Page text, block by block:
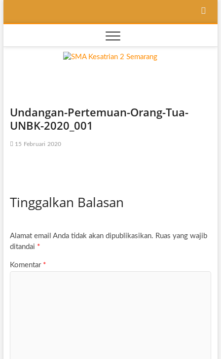
content
2
Undangan-Pertemuan-Orang-Tua-
UNBK-2020_001
15 Februari 2020
Tinggalkan Balasan
Alamat email Anda tidak akan dipublikasikan. Ruas yang wajib
ditandai *
Komentar *